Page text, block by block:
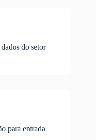
do setor
para entrada